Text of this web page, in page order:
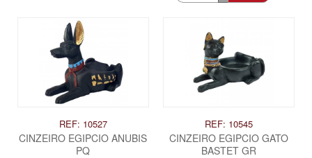
REF: 10527
CINZEIRO EGIPCIO ANUBIS
PQ
REF: 10545
CINZEIRO EGIPCIO GATO
BASTET GR